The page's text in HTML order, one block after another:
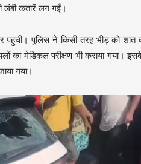
लंबी कतारें लग गईं।
पहुंची। पुलिस ने किसी तरह भीड़ को शांत
का मेडिकल परीक्षण भी कराया गया।
गया।